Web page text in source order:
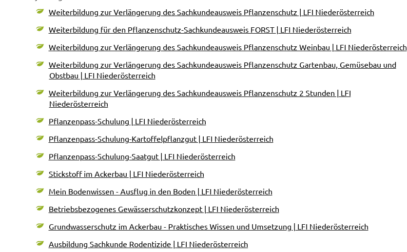
Weiterbildung zur Verlängerung des Sachkundeausweis Pflanzenschutz | LFI Niederösterreich
Weiterbildung für den Pflanzenschutz-Sachkundeausweis FORST | LFI Niederösterreich
Weiterbildung zur Verlängerung des Sachkundeausweis Pflanzenschutz Weinbau | LFI Niederösterreich
Weiterbildung zur Verlängerung des Sachkundeausweis Pflanzenschutz Gartenbau, Gemüsebau und
Obstbau | LFI Niederösterreich
Weiterbildung zur Verlängerung des Sachkundeausweis Pflanzenschutz 2 Stunden | LFI
Niederösterreich
Pflanzenpass-Schulung | LFI Niederösterreich
Pflanzenpass-Schulung-Kartoffelpflanzgut | LFI Niederösterreich
Pflanzenpass-Schulung-Saatgut | LFI Niederösterreich
Stickstoff im Ackerbau | LFI Niederösterreich
Mein Bodenwissen - Ausflug in den Boden | LFI Niederösterreich
Betriebsbezogenes Gewässerschutzkonzept | LFI Niederösterreich
Grundwasserschutz im Ackerbau - Praktisches Wissen und Umsetzung | LFI Niederösterreich
Ausbildung Sachkunde Rodentizide | LFI Niederösterreich